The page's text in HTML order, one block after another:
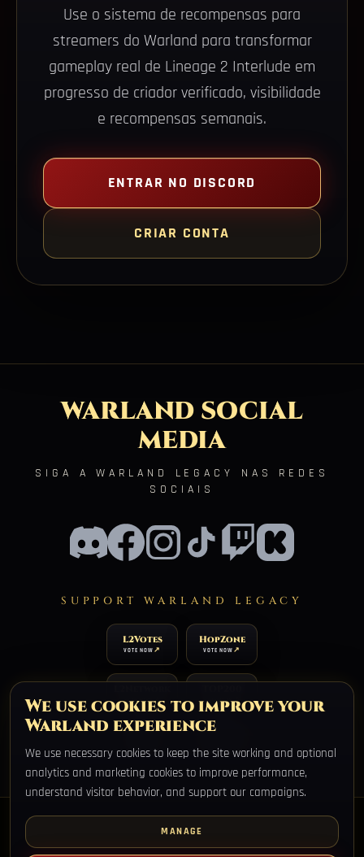
Use o sistema de recompensas para
streamers do Warland para transformar
gameplay real de Lineage 2 Interlude em
progresso de criador verificado, visibilidade
e recompensas semanais.
ENTRAR NO DISCORD
CRIAR CONTA
WARLAND SOCIAL
MEDIA
SIGA A WARLAND LEGACY NAS REDES
SOCIAIS
SUPPORT WARLAND LEGACY
L2Votes
VOTE NOW
HopZone
VOTE NOW
VOTE NOW VOTE NOW
VOTE NOW VOTE NOW
We use cookies to improve your
Warland experience
We use necessary cookies to keep the site working and optional
analytics and marketing cookies to improve performance,
understand visitor behavior, and support our campaigns.
MANAGE